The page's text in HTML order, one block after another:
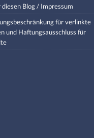
diesen Blog / Impressum
für verlinkte
und Haftungsausschluss für